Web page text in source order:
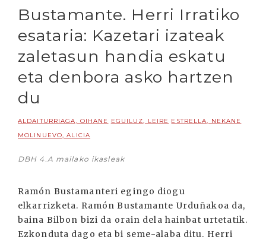
Bustamante. Herri Irratiko
esataria: Kazetari izateak
zaletasun handia eskatu
eta denbora asko hartzen
du
ALDAITURRIAGA, OIHANE EGUILUZ, LEIRE ESTRELLA, NEKANE
MOLINUEVO, ALICIA
DBH 4.A mailako ikasleak
Ramón Bustamanteri egingo diogu
elkarrizketa. Ramón Bustamante Urduñakoa da,
baina Bilbon bizi da orain dela hainbat urtetatik.
Ezkonduta dago eta bi seme-alaba ditu. Herri